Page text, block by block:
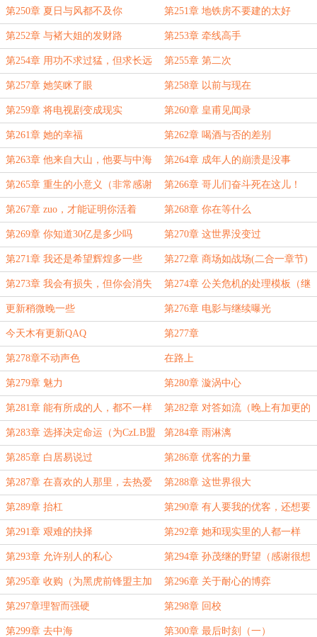
第250章 夏日与风都不及你 第251章 地铁房不要建的太好
第252章 与褚大姐的发财路 第253章 牵线高手
第254章 用功不求过猛，但求长远 第255章 第二次
第257章 她笑眯了眼 第258章 以前与现在
第259章 将电视剧变成现实 第260章 皇甫见闻录
第261章 她的幸福 第262章 喝酒与否的差别
第263章 他来自大山，他要与中海
战斗
第264章 成年人的崩溃是没事
第265章 重生的小意义（非常感谢
熿裘打赏本书盟主！！！）
第266章 哥儿们奋斗死在这儿！
第267章 zuo，才能证明你活着 第268章 你在等什么
第269章 你知道30亿是多少吗 第270章 这世界没变过
第271章 我还是希望辉煌多一些 第272章 商场如战场(二合一章节)
第273章 我会有损失，但你会消失
（二合一5000字）
第274章 公关危机的处理模板（继
续二合一大章）
更新稍微晚一些 第276章 电影与继续曝光
今天木有更新QAQ 第277章
第278章不动声色 在路上
第279章 魅力 第280章 漩涡中心
第281章 能有所成的人，都不一样 第282章 对答如流（晚上有加更的
~）
第283章 选择决定命运（为CzLB盟
主加更）
第284章 雨淋漓
第285章 白居易说过 第286章 优客的力量
第287章 在喜欢的人那里，去热爱
生活
第288章 这世界很大
第289章 抬杠 第290章 有人要我的优客，还想要
我的人
第291章 艰难的抉择 第292章 她和现实里的人都一样
（为乌龙铁观音盟主加更！）
第293章 允许别人的私心 第294章 孙茂继的野望（感谢很想
要雅婷这样的开心果盟主打赏！）
第295章 收购（为黑虎前锋盟主加
更！）
第296章 关于耐心的博弈
第297章理智而强硬 第298章 回校
第299章 去中海 第300章 最后时刻（一）